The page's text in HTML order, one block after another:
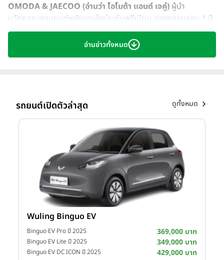
OMODA & JAECOO (อ่านว่า โอโมด้า แอนด์ เจคู่) ผู้นำ
นวัตกรรมยานยนต์พลังงานใหม่ระดับพรีเมียม ฉลองครบรอบ 1 ปี
ของการดำเนินธุรกิจในประเทศไทย พร้อมประกาศถึงผลตอบรับอัน
JAECOO 5 EVที่สามารถทำยอดจองได้กว่า
5,000 คันในเดือนสิงหาคม 2568 สะท้อนให้เห็นถึงความเชื่อมั่นของ
ภายในงาน ผู้บริหารได้ประกาศวิสัยทัศน์เชิงกลยุทธ์ในการดำเนิน
ธุรกิจ โดยมุ่งเน้น 3 พันธกิจหลักเพื่อตอบสนองตลาดไทย ได้แก่
อ่านข่าวทั้งหมด
รถยนต์เปิดตัวล่าสุด ดูทั้งหมด
Wuling Binguo EV
Binguo EV Pro ปี 2025 369,000 บาท
Binguo EV Lite ปี 2025 349,000 บาท
Binguo EV DC ICON ปี 2025 429,000 บาท